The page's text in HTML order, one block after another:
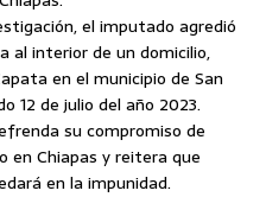
el imputado agredió
al interior de un domicilio,
en el municipio de San
12 de julio del año 2023.
su compromiso de
en Chiapas y reitera que
en la impunidad.